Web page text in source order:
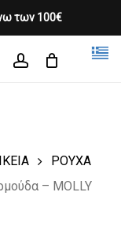
των 100€
CLOSE
CART
ΡΟΥΧΑ
– MOLLY
Close